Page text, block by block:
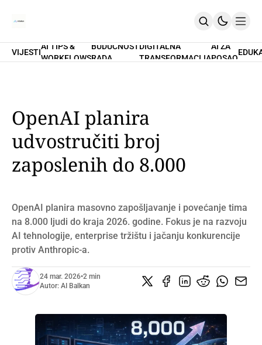
Home
PRETPLATI SE
VIJESTI
AI TIPS &
WORKFLOWS
BUDUĆNOST
RADA
DIGITALNA
TRANSFORMACIJA
AI ZA
POSAO
OpenAI planira
udvostručiti broj
zaposlenih do 8.000
OpenAI planira masovno zapošljavanje i povećanje tima
na 8.000 ljudi do kraja 2026. godine. Fokus je na razvoju
AI tehnologije, enterprise tržištu i jačanju konkurencije
protiv Anthropic-a.
24 mar. 2026•2 min
Autor: AI Balkan